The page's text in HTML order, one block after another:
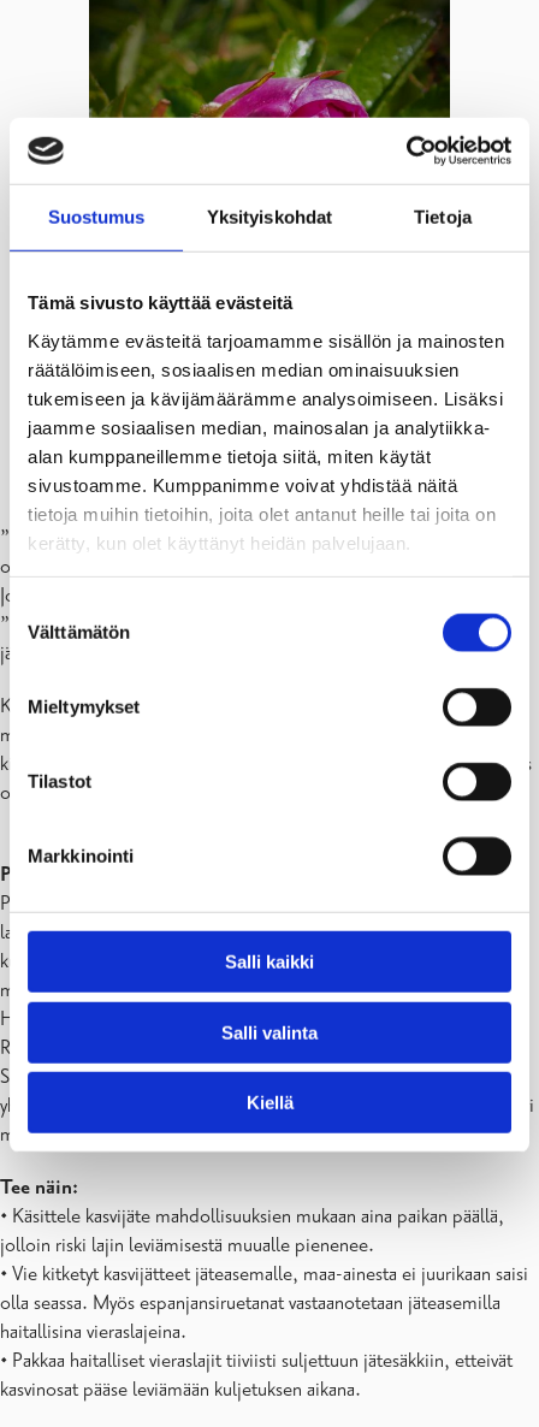
Suostumus Yksityiskohdat Tietoja
Tämä sivusto käyttää evästeitä
Käytämme evästeitä tarjoamamme sisällön ja mainosten
räätälöimiseen, sosiaalisen median ominaisuuksien
tukemiseen ja kävijämäärämme analysoimiseen. Lisäksi
jaamme sosiaalisen median, mainosalan ja analytiikka-
alan kumppaneillemme tietoja siitä, miten käytät
sivustoamme. Kumppanimme voivat yhdistää näitä
tietoja muihin tietoihin, joita olet antanut heille tai joita on
kerätty, kun olet käyttänyt heidän palvelujaan.
Suostumuksen
valinta
Välttämätön
Mieltymykset
Tilastot
Markkinointi
Salli kaikki
Salli valinta
Kiellä
Kurtturuusu
”Eritoten kurtturuususta on viime aikoina ollut paljon puhetta ja sitä
on myös tuotu jäteasemille”, kertoo Rosk’n Rollin aluepäällikkö
Johanna Hynynen.
”Parina viime vuonna myös espanjansiruetanoita on alettu tuomaan
jäteasemille enemmän.”
Kurtturuusu on ollut myyntikiellossa Suomessa jo kolme vuotta,
mutta 1.6. alkaen sen kasvattaminen on myös kielletty. Käytännössä
kielto tarkoittaa, että kaikkien maan- ja kiinteistönomistajien – myös
omakotitaloasukkaiden – on poistettava ruusulaji tontiltaan.
Pussiin ja jäteasemalle
Puutarhajätteen vieminen luontoon, esimerkiksi metsänreunaan, on
laissa kiellettyä. Varsinkin siemenlevintäiset kasvilajit,
kuten jättipalsami ja komealupiini, leviävät herkästi kasvijätteen
mukana.
Haitallisten vieraslajien pienkuormat (alle 2 m3) otetaan Rosk’n
Rollin jäteasemilla vastaan maksutta palavan sekajätteen joukkoon.
Suuremmista määristä kasvijätettä, joita syntyy vaikkapa talkoiden
yhteydessä, ota ennakkoon yhteyttä jäteaseman vastaanottoon ja sovi
menettelystä.
Tee näin:
• Käsittele kasvijäte mahdollisuuksien mukaan aina paikan päällä,
jolloin riski lajin leviämisestä muualle pienenee.
• Vie kitketyt kasvijätteet jäteasemalle, maa-ainesta ei juurikaan saisi
olla seassa. Myös espanjansiruetanat vastaanotetaan jäteasemilla
haitallisina vieraslajeina.
• Pakkaa haitalliset vieraslajit tiiviisti suljettuun jätesäkkiin, etteivät
kasvinosat pääse leviämään kuljetuksen aikana.